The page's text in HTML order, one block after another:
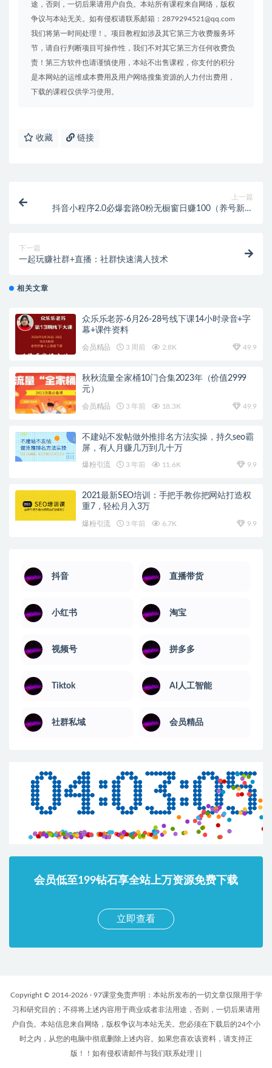
途，否则，一切后果请用户自负。本站所有课程来自网络，版权
争议与本站无关。如有侵权请联系邮箱：2879294521@qq.com
我们将第一时间处理！。项目教程如涉及其它第三方收费服务环
节，请自行判断项目可操作性，我们不对其它第三方任何收费负
责！第三方软件也请谨慎使用，本站不出售课程，你支付的积分
是本网站的运维成本费用及用户网络搜集资源的人力付出费用，
下载的课程仅供学习使用。
收藏 链接
上一篇
抖音小程序2.0必爆套路0粉无橱窗日赚100（养号新思
下一篇
一起玩赚社群+直播：社群快速满人技术
相关文章
众乐乐老苏·6月26-28号线下课14小时录音+字
幕+课件资料
会员精品 3 周前 2.8K 49.9
秋秋流量全家桶10门合集2023年（价值2999
元）
会员精品 3 年前 18.3K 49.9
不建站不发帖做外推排名方法实操，持久seo霸
屏，有人月赚几万到几十万
爆粉引流 3 年前 11.6K 9.9
2021最新SEO培训：手把手教你把网站打造权
重7，轻松月入3万
爆粉引流 3 年前 6.7K 9.9
抖音 直播带货
小红书 淘宝
视频号 拼多多
Tiktok AI人工智能
社群私域 会员精品
会员低至199钻石享全站上万资源免费下载
立即查看
Copyright © 2014-2026 · 97课堂免责声明：本站所发布的一切文章仅限用于学
习和研究目的；不得将上述内容用于商业或者非法用途，否则，一切后果请用
户自负。本站信息来自网络，版权争议与本站无关。您必须在下载后的24个小
时之内，从您的电脑中彻底删除上述内容。如果您喜欢该资料，请支持正
版！！如有侵权请邮件与我们联系处理